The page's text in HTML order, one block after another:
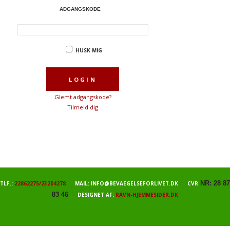
ADGANGSKODE
HUSK MIG
Glemt adgangskode?
Tilmeld dig
TLF.: 22862275/23204278 MAIL: INFO@BEVAEGELSEFORLIVET.DK CVR NR: 28 87
83 46 DESIGNET AF: RAVN-HJEMMESIDER.DK